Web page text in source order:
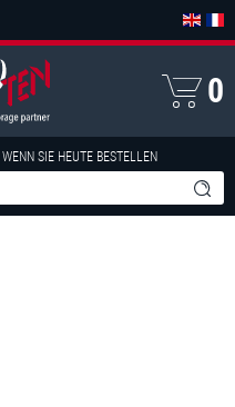
WENN SIE HEUTE BESTELLEN
0